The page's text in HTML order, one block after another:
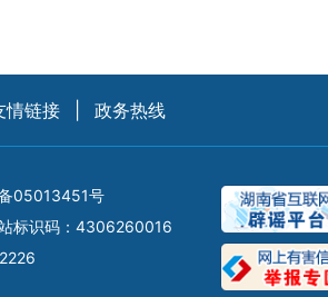
情链接 政务热线
05013451号
标识码：4306260016